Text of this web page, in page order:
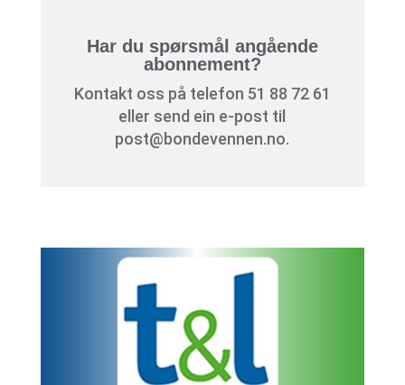
Har du spørsmål angående
abonnement?
Kontakt oss på telefon 51 88 72 61
eller send ein e-post til
post@bondevennen.no.